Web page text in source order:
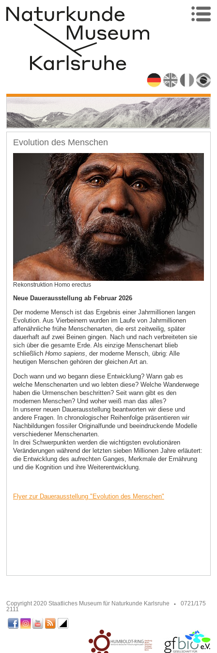
Evolution des Menschen
Rekonstruktion Homo erectus
Neue Dauerausstellung ab Februar 2026
Der moderne Mensch ist das Ergebnis einer Jahrmillionen langen
Evolution. Aus Vierbeinern wurden im Laufe von Jahrmillionen
affenähnliche frühe Menschenarten, die erst zeitweilig, später
dauerhaft auf zwei Beinen gingen. Nach und nach verbreiteten sie
sich über die gesamte Erde. Als einzige Menschenart blieb
schließlich Homo sapiens, der moderne Mensch, übrig: Alle
heutigen Menschen gehören der gleichen Art an.
Doch wann und wo begann diese Entwicklung? Wann gab es
welche Menschenarten und wo lebten diese? Welche Wanderwege
haben die Urmenschen beschritten? Seit wann gibt es den
modernen Menschen? Und woher weiß man das alles?
In unserer neuen Dauerausstellung beantworten wir diese und
andere Fragen. In chronologischer Reihenfolge präsentieren wir
Nachbildungen fossiler Originalfunde und beeindruckende Modelle
verschiedener Menschenarten.
In drei Schwerpunkten werden die wichtigsten evolutionären
Veränderungen während der letzten sieben Millionen Jahre erläutert:
die Entwicklung des aufrechten Ganges, Merkmale der Ernährung
und die Kognition und ihre Weiterentwicklung.
Flyer zur Dauerausstellung "Evolution des Menschen"
Copyright 2020 Staatliches Museum für Naturkunde Karlsruhe
0721/175
2111